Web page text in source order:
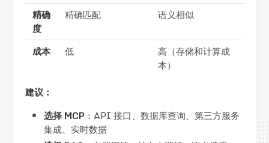
精确
度
精确匹配 语义相似
成本 低
高（存储和计算成
本）
建议：
选择 MCP ：API 接口、数据库查询、第三方服务
集成、实时数据